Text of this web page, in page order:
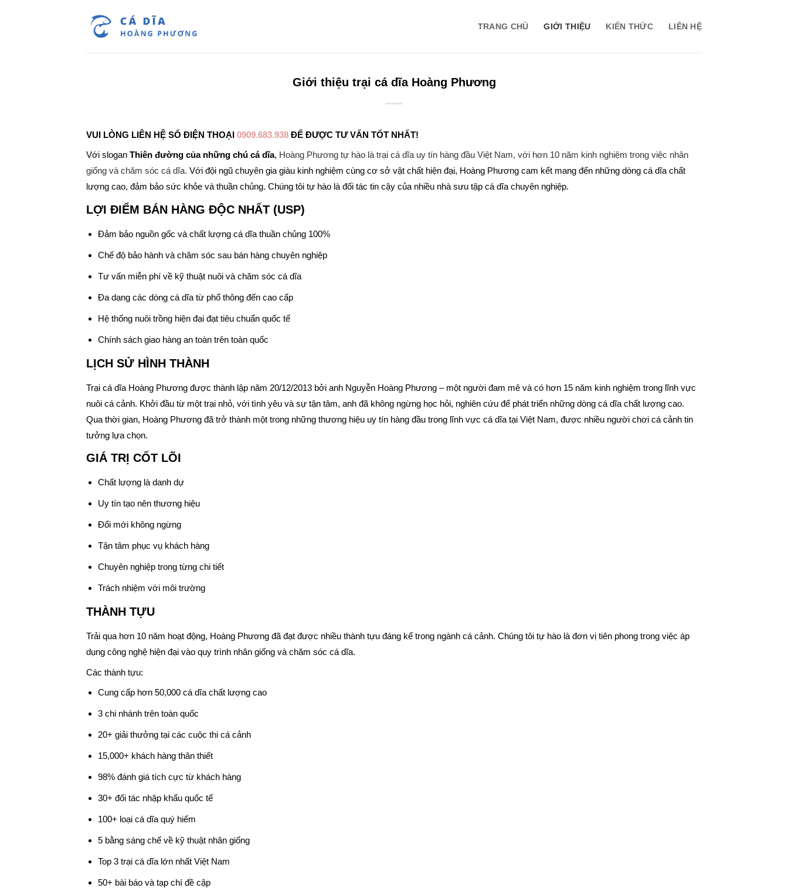
TRANG CHỦ GIỚI THIỆU KIẾN THỨC LIÊN HỆ
Giới thiệu trại cá dĩa Hoàng Phương
VUI LÒNG LIÊN HỆ SỐ ĐIỆN THOẠI 0909.683.938 ĐỂ ĐƯỢC TƯ VẤN TỐT NHẤT!
Với slogan Thiên đường của những chú cá dĩa, Hoàng Phương tự hào là trại cá dĩa uy tín hàng đầu Việt Nam, với hơn 10 năm kinh nghiệm trong việc nhân
giống và chăm sóc cá dĩa. Với đội ngũ chuyên gia giàu kinh nghiệm cùng cơ sở vật chất hiện đại, Hoàng Phương cam kết mang đến những dòng cá dĩa chất
lượng cao, đảm bảo sức khỏe và thuần chủng. Chúng tôi tự hào là đối tác tin cậy của nhiều nhà sưu tập cá dĩa chuyên nghiệp.
LỢI ĐIỂM BÁN HÀNG ĐỘC NHẤT (USP)
Đảm bảo nguồn gốc và chất lượng cá dĩa thuần chủng 100%
Chế độ bảo hành và chăm sóc sau bán hàng chuyên nghiệp
Tư vấn miễn phí về kỹ thuật nuôi và chăm sóc cá dĩa
Đa dạng các dòng cá dĩa từ phổ thông đến cao cấp
Hệ thống nuôi trồng hiện đại đạt tiêu chuẩn quốc tế
Chính sách giao hàng an toàn trên toàn quốc
LỊCH SỬ HÌNH THÀNH
Trại cá dĩa Hoàng Phương được thành lập năm 20/12/2013 bởi anh Nguyễn Hoàng Phương – một người đam mê và có hơn 15 năm kinh nghiệm trong lĩnh vực
nuôi cá cảnh. Khởi đầu từ một trại nhỏ, với tình yêu và sự tận tâm, anh đã không ngừng học hỏi, nghiên cứu để phát triển những dòng cá dĩa chất lượng cao.
Qua thời gian, Hoàng Phương đã trở thành một trong những thương hiệu uy tín hàng đầu trong lĩnh vực cá dĩa tại Việt Nam, được nhiều người chơi cá cảnh tin
tưởng lựa chọn.
GIÁ TRỊ CỐT LÕI
Chất lượng là danh dự
Uy tín tạo nên thương hiệu
Đổi mới không ngừng
Tận tâm phục vụ khách hàng
Chuyên nghiệp trong từng chi tiết
Trách nhiệm với môi trường
THÀNH TỰU
Trải qua hơn 10 năm hoạt động, Hoàng Phương đã đạt được nhiều thành tựu đáng kể trong ngành cá cảnh. Chúng tôi tự hào là đơn vị tiên phong trong việc áp
dụng công nghệ hiện đại vào quy trình nhân giống và chăm sóc cá dĩa.
Các thành tựu:
Cung cấp hơn 50,000 cá dĩa chất lượng cao
3 chi nhánh trên toàn quốc
20+ giải thưởng tại các cuộc thi cá cảnh
15,000+ khách hàng thân thiết
98% đánh giá tích cực từ khách hàng
30+ đối tác nhập khẩu quốc tế
100+ loại cá dĩa quý hiếm
5 bằng sáng chế về kỹ thuật nhân giống
Top 3 trại cá dĩa lớn nhất Việt Nam
50+ bài báo và tạp chí đề cập